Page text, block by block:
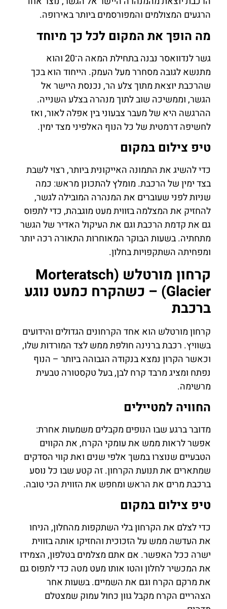
הרגעים המצולמים והמפורסמים ביותר באירופה.
מה הופך את המקום לכל כך מיוחד
גשר לנדוואסר נבנה בתחילת המאה ה־20 והוא
מתנשא לגובה מסחרר מעל העמק. הייחוד הוא בכך
שהרכבת יוצאת מתוך צלע הר, נכנסת היישר אל
הגשר, וממשיכה שוב לתוך מנהרה בצלע השנייה.
ההרגשה היא של מעבר צבעוני בין אפלה לאור, ואז
לחשיפה דרמטית של כל הנוף האלפיני מצד ימין.
טיפ צילום במקום
כדי להשיג את התמונה האייקונית ביותר, רצוי לשבת
בצד ימין של הרכבת. מומלץ להתכונן מראש: כמה
שניות לפני שעוברים את המנהרה המובילה לגשר,
להחזיק את המצלמה בזווית מעט מוגבהת, כדי לתפוס
גם את קדמת הרכבת וגם את העיקול האדיר של הגשר
מתחתיה. בשעות הבוקר המאוחרות התאורה רכה יותר
ומפחיתה השתקפויות בחלון.
קרחון מורטלש (Morteratsch
Glacier) – כשהקרח כמעט נוגע
ברכבת
קרחון מורטלש הוא אחד הקרחונים הגדולים והידועים
בשוויץ. רכבת ברנינה חולפת ממש לצד המורדות שלו,
וכאשר הקרון נמצא בנקודה הגבוהה ביותר – הנוף
נפתח ומציג מרבד קרח לבן, בעל טקסטורה טבעית
מרשימה.
החוויה למטיילים
מדובר ברגע שבו הנופים מקבלים משמעות אחרת:
אפשר לראות ממש את עומקי הקרח, את הקווים
הטבעיים שנוצרו במשך אלפי שנים ואת קווי הסדקים
שמתארים את תנועת הקרחון. זה קטע שבו כל נוסע
ברכבת מרים את הראש ומחפש את הזווית הכי טובה.
טיפ צילום במקום
כדי לצלם את הקרחון בלי השתקפות מהחלון, הניחו
את העדשה ממש על הזכוכית והחזיקו אותה בזווית
ישרה ככל האפשר. אם אתם מצלמים בטלפון, הצמידו
את המכשיר לחלון והטו אותו מעט מטה כדי לתפוס גם
את מרקם הקרח וגם את השמיים. בשעות אחר
הצהריים הקרח מקבל גוון כחול עמוק שמצטלם